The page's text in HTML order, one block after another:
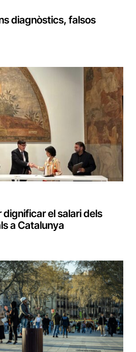
diagnòstics, falsos
el salari dels
a Catalunya